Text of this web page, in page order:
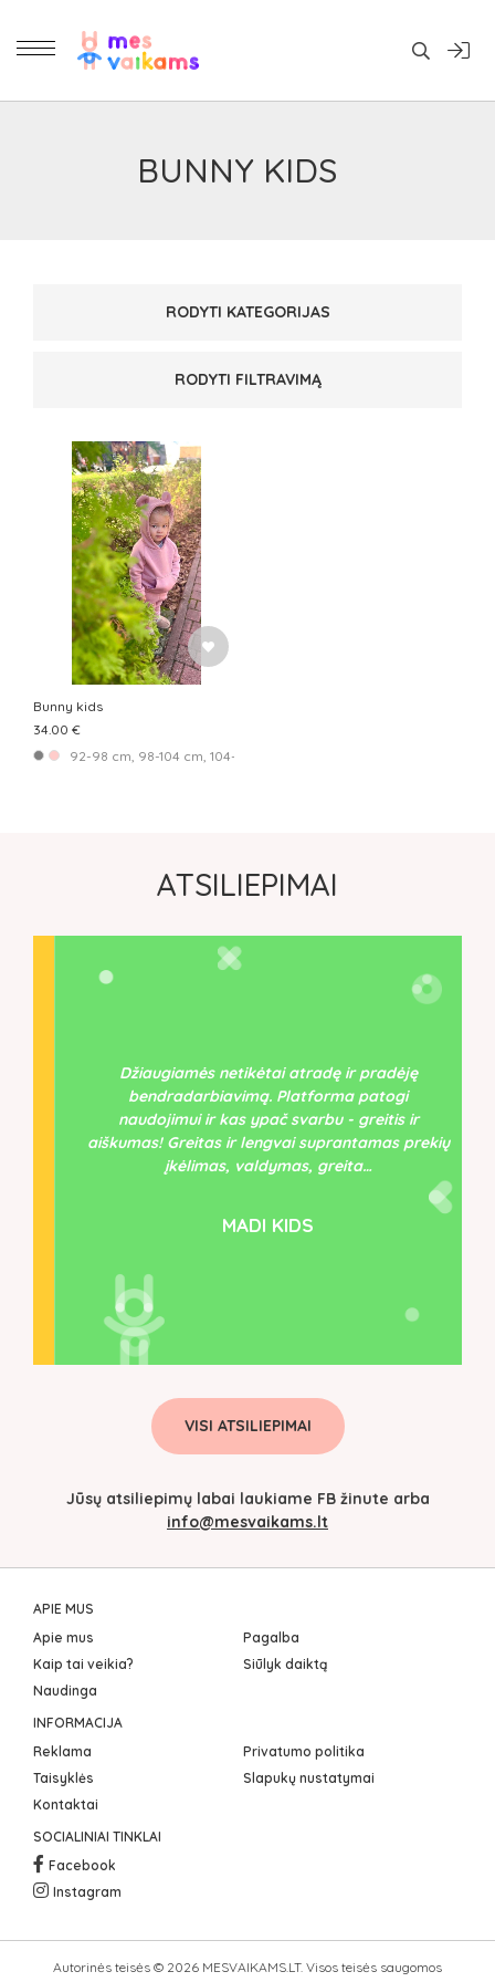
Daiktai
BUNNY KIDS
RODYTI KATEGORIJAS
KOMPLEKTUKAI, KOSTIUMĖLIAI (1)
RODYTI FILTRAVIMĄ
DYDIS
SPALVA
SEZONAS
KAINA
VIETOVĖ
RUŠIUOTI PAGAL
Bunny kids
34.00 €
92-98 cm, 98-104 cm, 104-110 cm
ATSILIEPIMAI
Džiaugiamės netikėtai atradę ir pradėję
bendradarbiavimą. Platforma patogi
naudojimui ir kas ypač svarbu - greitis ir
aiškumas! Greitas ir lengvai suprantamas prekių
įkėlimas, valdymas, greita…
MADI KIDS
VISI ATSILIEPIMAI
Jūsų atsiliepimų labai laukiame FB žinute arba
info@mesvaikams.lt
APIE MUS
Apie mus
Pagalba
Kaip tai veikia?
Siūlyk daiktą
Naudinga
INFORMACIJA
Reklama
Privatumo politika
Taisyklės
Slapukų nustatymai
Kontaktai
SOCIALINIAI TINKLAI
Facebook
Instagram
Autorinės teisės © 2026 MESVAIKAMS.LT. Visos teisės saugomos